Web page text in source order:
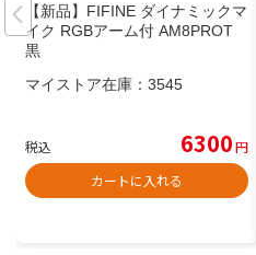
【新品】FIFINE ダイナミックマ
イク RGBアーム付 AM8PROT
黒
マイストア在庫： 3545
税込 6300円
カートに入れる